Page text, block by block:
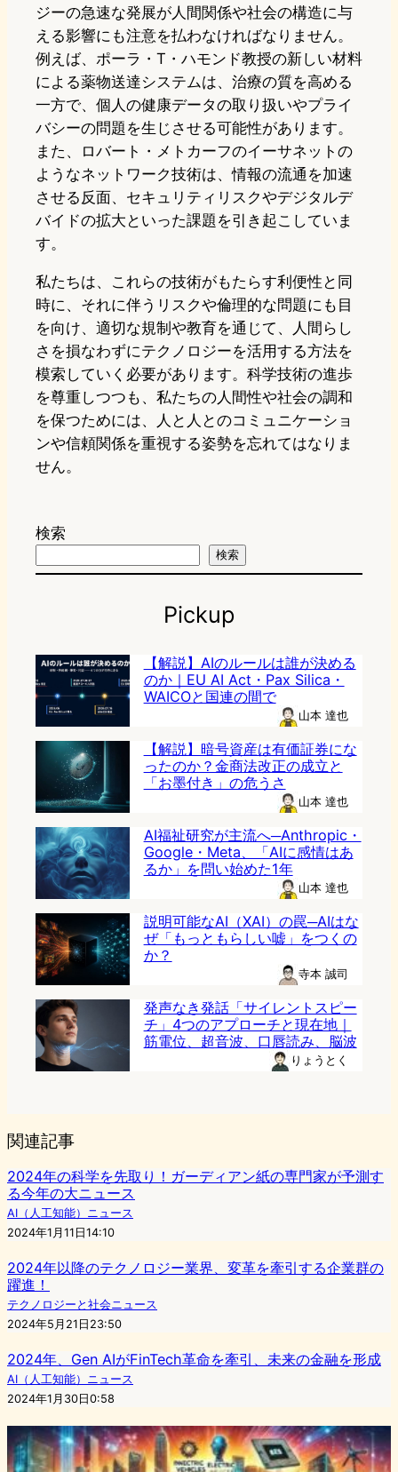
ジーの急速な発展が人間関係や社会の構造に与
える影響にも注意を払わなければなりません。
例えば、ポーラ・T・ハモンド教授の新しい材料
による薬物送達システムは、治療の質を高める
一方で、個人の健康データの取り扱いやプライ
バシーの問題を生じさせる可能性があります。
また、ロバート・メトカーフのイーサネットの
ようなネットワーク技術は、情報の流通を加速
させる反面、セキュリティリスクやデジタルデ
バイドの拡大といった課題を引き起こしていま
す。
私たちは、これらの技術がもたらす利便性と同
時に、それに伴うリスクや倫理的な問題にも目
を向け、適切な規制や教育を通じて、人間らし
さを損なわずにテクノロジーを活用する方法を
模索していく必要があります。科学技術の進歩
を尊重しつつも、私たちの人間性や社会の調和
を保つためには、人と人とのコミュニケーショ
ンや信頼関係を重視する姿勢を忘れてはなりま
せん。
検索
検索
Pickup
【解説】AIのルールは誰が決める
のか｜EU AI Act・Pax Silica・
WAICOと国連の間で
山本 達也
【解説】暗号資産は有価証券にな
ったのか？金商法改正の成立と
「お墨付き」の危うさ
山本 達也
AI福祉研究が主流へ─Anthropic・
Google・Meta、「AIに感情はあ
るか」を問い始めた1年
山本 達也
説明可能なAI（XAI）の罠─AIはな
ぜ「もっともらしい嘘」をつくの
か？
寺本 誠司
発声なき発話「サイレントスピー
チ」4つのアプローチと現在地｜
筋電位、超音波、口唇読み、脳波
りょうとく
関連記事
2024年の科学を先取り！ガーディアン紙の専門家が予測す
る今年の大ニュース
AI（人工知能）ニュース
2024年1月11日14:10
2024年以降のテクノロジー業界、変革を牽引する企業群の
躍進！
テクノロジーと社会ニュース
2024年5月21日23:50
2024年、Gen AIがFinTech革命を牽引、未来の金融を形成
AI（人工知能）ニュース
2024年1月30日0:58